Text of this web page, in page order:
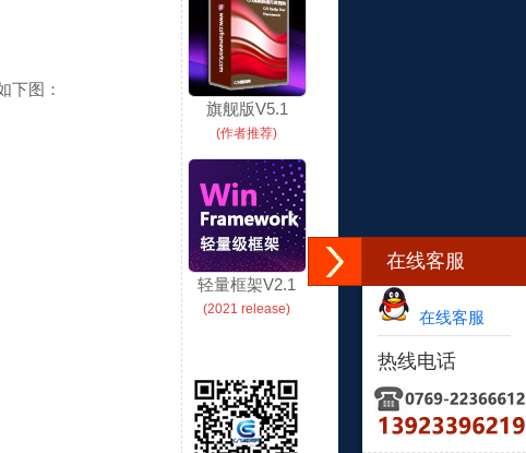
在线客服
在线客服
热线电话
下图：
旗舰版V5.1
(作者推荐)
轻量框架V2.1
(2021 release)